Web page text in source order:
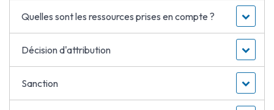
Quelles sont les ressources prises en compte ?
Décision d'attribution
Sanction